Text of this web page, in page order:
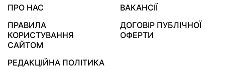
ПРО НАС
ВАКАНСІЇ
ПРАВИЛА
КОРИСТУВАННЯ
САЙТОМ
ДОГОВІР ПУБЛІЧНОЇ
ОФЕРТИ
РЕДАКЦІЙНА ПОЛІТИКА